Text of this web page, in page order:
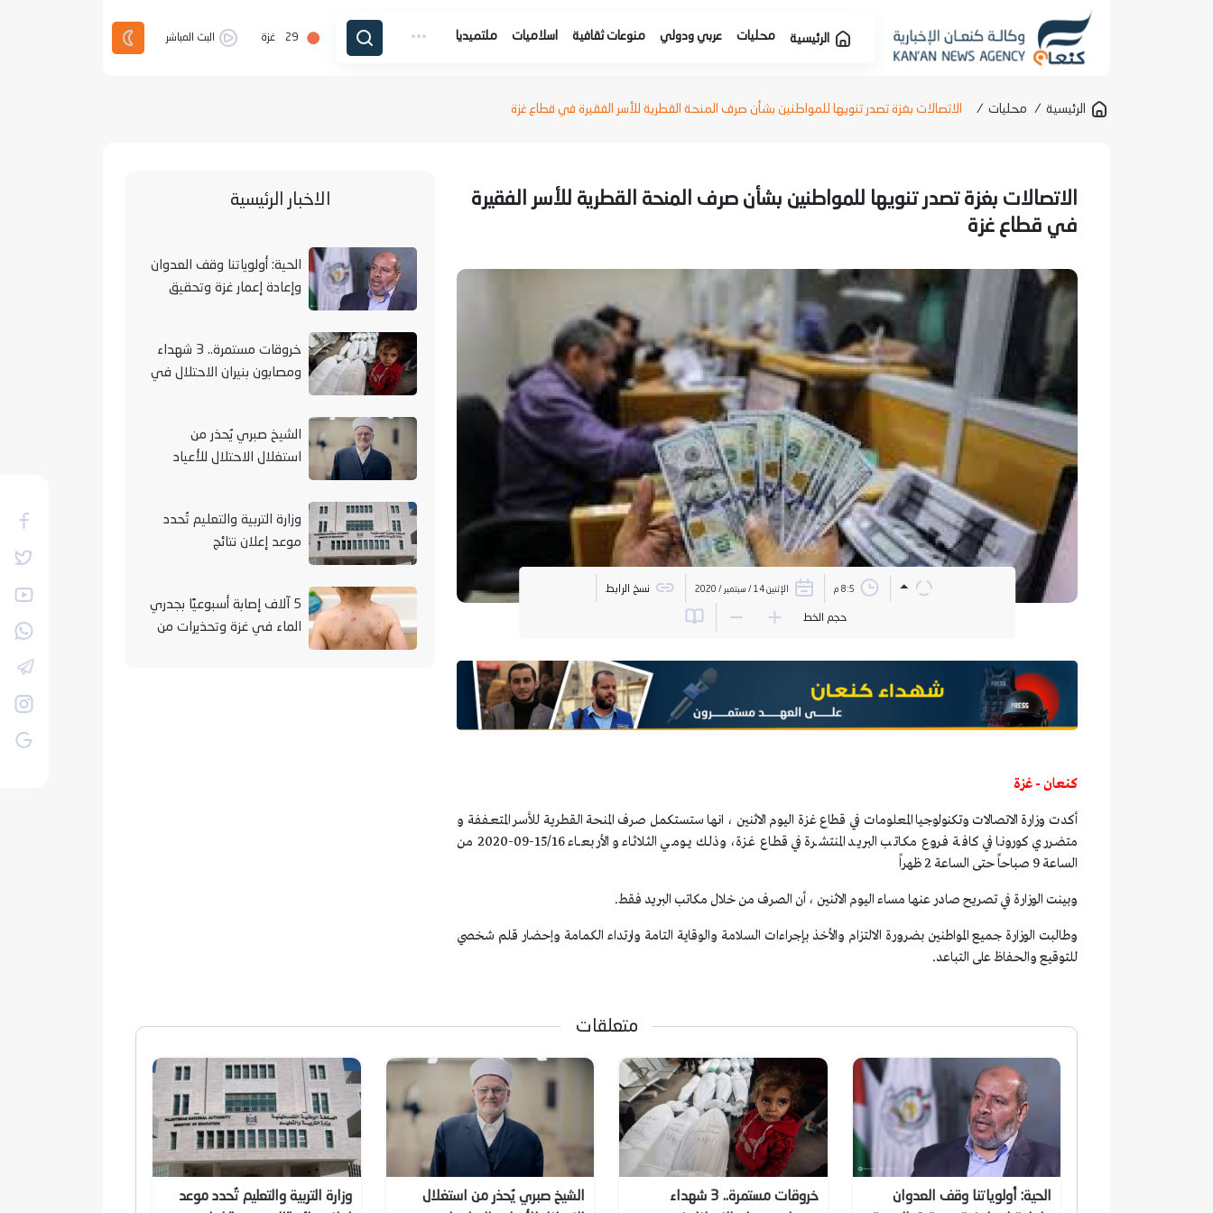
الرئيسية محليات عربي ودولي منوعات ثقافية اسلاميات ملتميديا 29 غزة البث المباشر
الرئيسية / محليات / الاتصالات بغزة تصدر تنويها للمواطنين بشأن صرف المنحة القطرية للأسر الفقيرة في قطاع غزة
الاتصالات بغزة تصدر تنويها للمواطنين بشأن صرف المنحة القطرية للأسر الفقيرة
في قطاع غزة
8:5 م الإثنين 14 / سبتمبر / 2020 نسخ الرابط
حجم الخط
كنعان - غزة
أكدت وزارة الاتصالات وتكنولوجيا المعلومات في قطاع غزة اليوم الاثنين ، انها ستستكمل صرف المنحة القطرية للأسر المتعـففة و
متضـرري كورونـا في كافـة فـروع مكـاتـب البريــد المنتشـرة في قطـاع غـزة، وذلــك يــومــي الثـلاثـاء و الأربعـــاء 15/16-09-2020 من
الساعة 9 صباحاً حتى الساعة 2 ظهراً
وبينت الوزارة في تصريح صادر عنها مساء اليوم الاثنين ، أن الصرف من خلال مكاتب البريد فقط.
وطالبت الوزارة جميع المواطنين بضرورة الالتزام والأخذ بإجراءات السلامة والوقاية التامة وارتداء الكمامة وإحضار قلم شخصي
للتوقيع والحفاظ على التباعد.
الاخبار الرئيسية
الحية: أولوياتنا وقف العدوان
وإعادة إعمار غزة وتحقيق
خروقات مستمرة.. 3 شهداء
ومصابون بنيران الاحتلال في
الشيخ صبري يُحذر من
استغلال الاحتلال للأعياد
وزارة التربية والتعليم تُحدد
موعد إعلان نتائج
5 آلاف إصابة أسبوعيًا بجدري
الماء في غزة وتحذيرات من
متعلقات
الحية: أولوياتنا وقف العدوان
خروقات مستمرة.. 3 شهداء
الشيخ صبري يُحذر من استغلال
وزارة التربية والتعليم تُحدد موعد